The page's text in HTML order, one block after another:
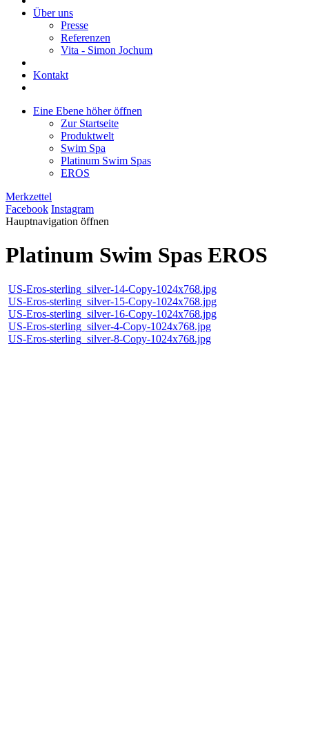
Über uns
Presse
Referenzen
Vita - Simon Jochum
Kontakt
Eine Ebene höher öffnen
Zur Startseite
Produktwelt
Swim Spa
Platinum Swim Spas
EROS
Merkzettel
Facebook Instagram
Hauptnavigation öffnen
Platinum Swim Spas EROS
US-Eros-sterling_silver-14-Copy-1024x768.jpg
US-Eros-sterling_silver-15-Copy-1024x768.jpg
US-Eros-sterling_silver-16-Copy-1024x768.jpg
US-Eros-sterling_silver-4-Copy-1024x768.jpg
US-Eros-sterling_silver-8-Copy-1024x768.jpg